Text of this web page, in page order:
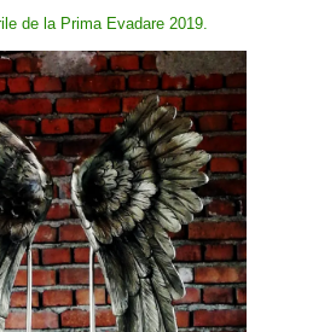
de la Prima Evadare 2019.